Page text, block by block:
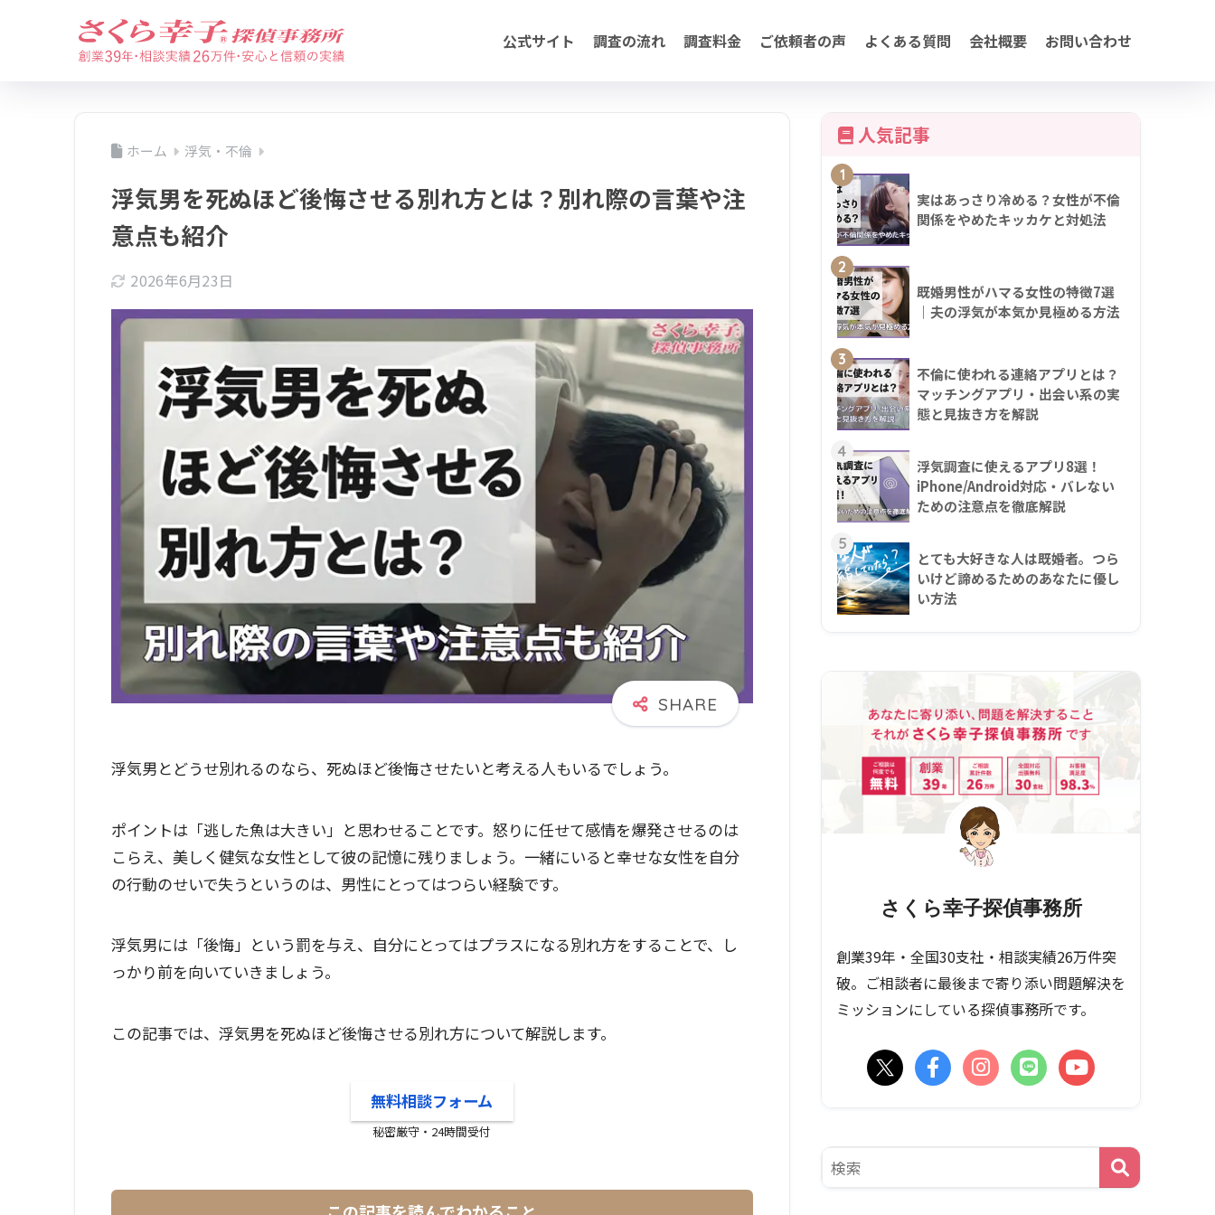
公式サイト 調査の流れ 調査料金 ご依頼者の声 よくある質問 会社概要 お問い合わせ
ホーム 浮気・不倫
浮気男を死ぬほど後悔させる別れ方とは？別れ際の言葉や注
意点も紹介
2026年6月23日
浮気男とどうせ別れるのなら、死ぬほど後悔させたいと考える人もいるでしょう。
ポイントは「逃した魚は大きい」と思わせることです。怒りに任せて感情を爆発させるのは
こらえ、美しく健気な女性として彼の記憶に残りましょう。一緒にいると幸せな女性を自分
の行動のせいで失うというのは、男性にとってはつらい経験です。
浮気男には「後悔」という罰を与え、自分にとってはプラスになる別れ方をすることで、し
っかり前を向いていきましょう。
この記事では、浮気男を死ぬほど後悔させる別れ方について解説します。
無料相談フォーム
秘密厳守・24時間受付
人気記事
1
実はあっさり冷める？女性が不倫
関係をやめたキッカケと対処法
2
既婚男性がハマる女性の特徴7選
｜夫の浮気が本気か見極める方法
3
不倫に使われる連絡アプリとは？
マッチングアプリ・出会い系の実
態と見抜き方を解説
4
浮気調査に使えるアプリ8選！
iPhone/Android対応・バレない
ための注意点を徹底解説
5
とても大好きな人は既婚者。つら
いけど諦めるためのあなたに優し
い方法
さくら幸子探偵事務所
創業39年・全国30支社・相談実績26万件突
破。ご相談者に最後まで寄り添い問題解決を
ミッションにしている探偵事務所です。